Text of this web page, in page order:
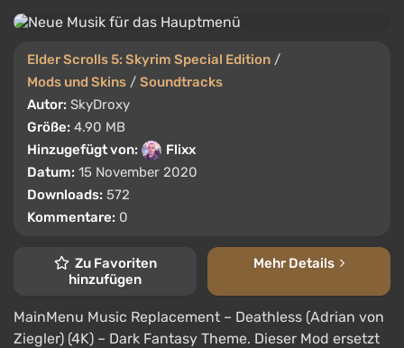
Elder Scrolls 5: Skyrim Special Edition /
Mods und Skins / Soundtracks
Autor: SkyDroxy
Größe: 4.90 MB
Hinzugefügt von:
Flixx
Datum: 15 November 2020
Downloads: 572
Kommentare: 0
Zu Favoriten
hinzufügen
Mehr Details
MainMenu Music Replacement – ​​Deathless (Adrian von
Ziegler) (4K) – Dark Fantasy Theme. Dieser Mod ersetzt